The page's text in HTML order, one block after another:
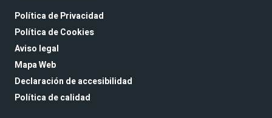
Política de Privacidad
Política de Cookies
Aviso legal
Mapa Web
Declaración de accesibilidad
Política de calidad